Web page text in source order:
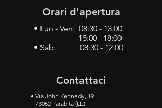
Orari d'apertura
• Lun - Ven: 08:30 - 13:00
15:00 - 18:00
• Sab: 08:30 - 12:00
Contattaci
• Via John Kennedy, 19
73052 Parabita (LE)